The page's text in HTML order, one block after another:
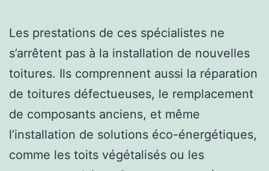
Les prestations de ces spécialistes ne
s’arrêtent pas à la installation de nouvelles
toitures. Ils comprennent aussi la réparation
de toitures défectueuses, le remplacement
de composants anciens, et même
l’installation de solutions éco-énergétiques,
comme les toits végétalisés ou les